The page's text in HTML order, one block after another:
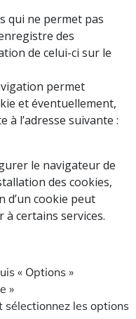
qui ne permet pas
des
de celui-ci sur le
permet
et éventuellement,
à l’adresse suivante :
le navigateur de
des cookies,
d’un cookie peut
à certains services.
« Options »
»
sélectionnez les options